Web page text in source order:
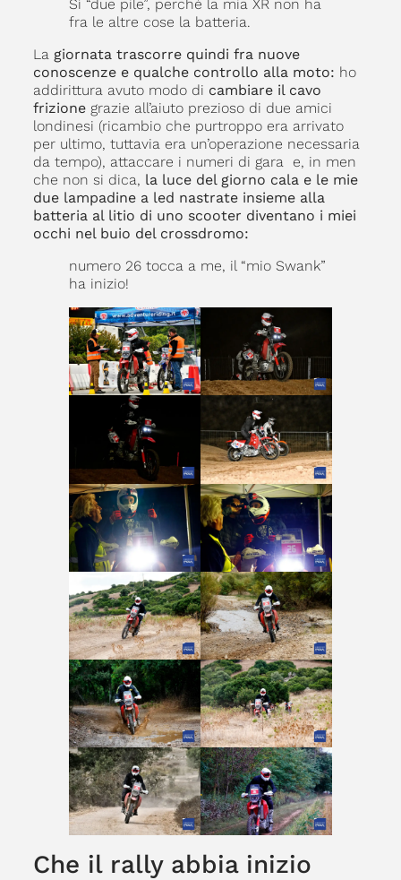
Sì “due pile”, perché la mia XR non ha
fra le altre cose la batteria.
La giornata trascorre quindi fra nuove
conoscenze e qualche controllo alla moto: ho
addirittura avuto modo di cambiare il cavo
frizionegrazie all’aiuto prezioso di due amici
londinesi (ricambio che purtroppo era arrivato
per ultimo, tuttavia era un’operazione necessaria
da tempo), attaccare i numeri di gara e, in men
che non si dica, la luce del giorno cala e le mie
due lampadine a led nastrate insieme alla
batteria al litio di uno scooter diventano i miei
occhi nel buio del crossdromo:
numero 26 tocca a me, il “mio Swank”
ha inizio!
Che il rally abbia inizio